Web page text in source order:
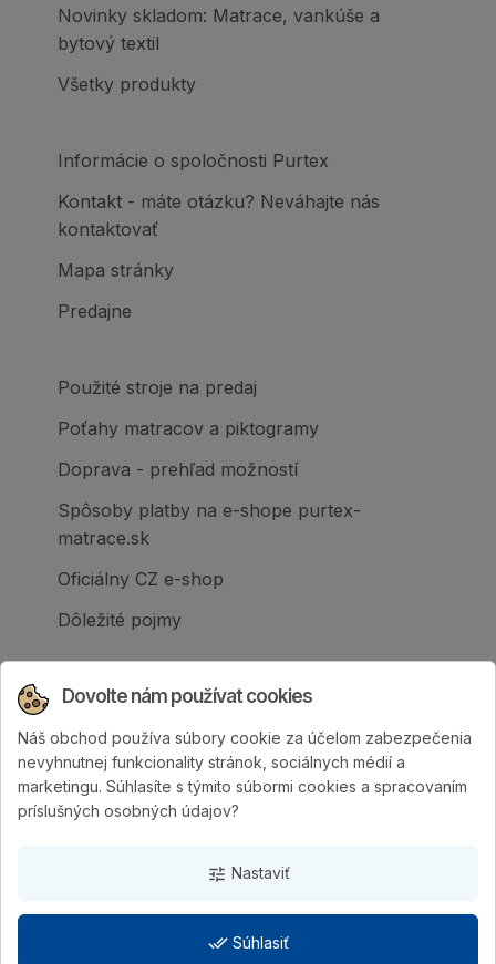
Novinky skladom: Matrace, vankúše a
bytový textil
Všetky produkty
Informácie o spoločnosti Purtex
Kontakt - máte otázku? Neváhajte nás
kontaktovať
Mapa stránky
Predajne
Použité stroje na predaj
Poťahy matracov a piktogramy
Doprava - prehľad možností
Spôsoby platby na e-shope purtex-
matrace.sk
Oficiálny CZ e-shop
Dôležité pojmy
Spoločnosť PURTEX s.r.o., založená v roku
1995, je popredným slovenským výrobcom
postelí a klinicky hodnotených matracov.
| Vytvorila digitálna agentúra
Dovolte nám používat cookies
Náš obchod používa súbory cookie za účelom zabezpečenia
nevyhnutnej funkcionality stránok, sociálnych médií a
marketingu. Súhlasíte s týmito súbormi cookies a spracovaním
príslušných osobných údajov?
tune Nastaviť
done_all Súhlasiť